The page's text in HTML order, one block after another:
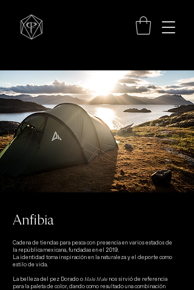
Anfibia
Cadena de tiendas para pesca con presencia en varios estados de
la república mexicana, fundadas en el 2019.
La identidad toma inspiración en la naturaleza y el deporte como
estilo de vida.
La belleza del pez Dorado o Mahi Mahinos sirvió de referencia
para la paleta de color, dando como resultado una combinación